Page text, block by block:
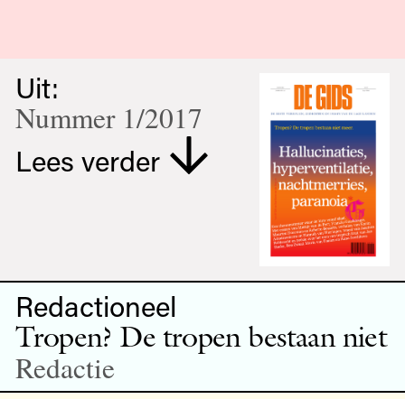
Uit:
Nummer 1/2017
Lees verder
Redactioneel
Tropen? De tropen bestaan niet
Redactie